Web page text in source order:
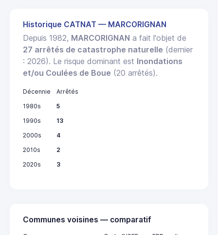
Historique CATNAT — MARCORIGNAN
Depuis 1982, MARCORIGNAN a fait l'objet de
27 arrêtés de catastrophe naturelle (dernier
: 2026). Le risque dominant est Inondations
et/ou Coulées de Boue (20 arrêtés).
Décennie
Arrêtés
1980s
5
1990s
13
2000s
4
2010s
2
2020s
3
Communes voisines — comparatif